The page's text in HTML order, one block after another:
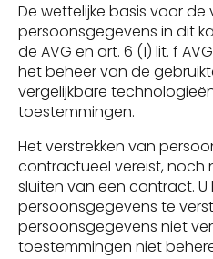
De wettelijke basis voor de
persoonsgegevens in dit
de AVG en art. 6 (1) lit. f
het beheer van de
vergelijkbare
toestemmingen.
Het verstrekken van
contractueel vereist, noch
sluiten van een contract.
persoonsgegevens te
persoonsgegevens niet
toestemmingen niet